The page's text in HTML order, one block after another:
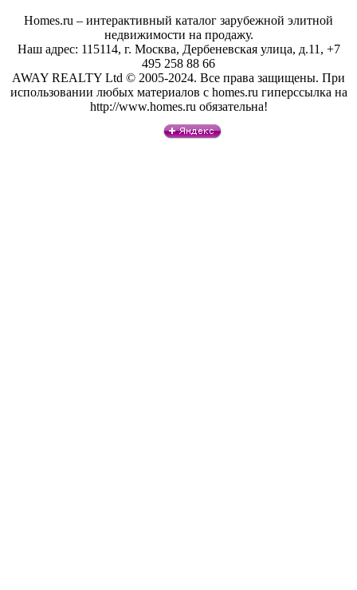
Homes.ru – интерактивный каталог зарубежной элитной
недвижимости на продажу.
Наш адрес: 115114, г. Москва, Дербеневская улица, д.11, +7
495 258 88 66
AWAY REALTY Ltd © 2005-2024. Все права защищены. При
использовании любых материалов с homes.ru гиперссылка на
http://www.homes.ru обязательна!